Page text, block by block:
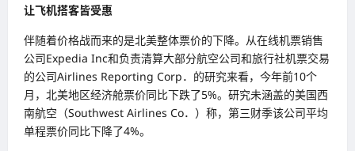
让飞机搭客皆受惠
伴随着价格战而来的是北美整体票价的下降。从在线机票销售
公司Expedia Inc和负责清算大部分航空公司和旅行社机票交易
的公司Airlines Reporting Corp．的研究来看，今年前10个
月，北美地区经济舱票价同比下跌了5%。研究未涵盖的美国西
南航空（Southwest Airlines Co．）称，第三财季该公司平均
单程票价同比下降了4%。